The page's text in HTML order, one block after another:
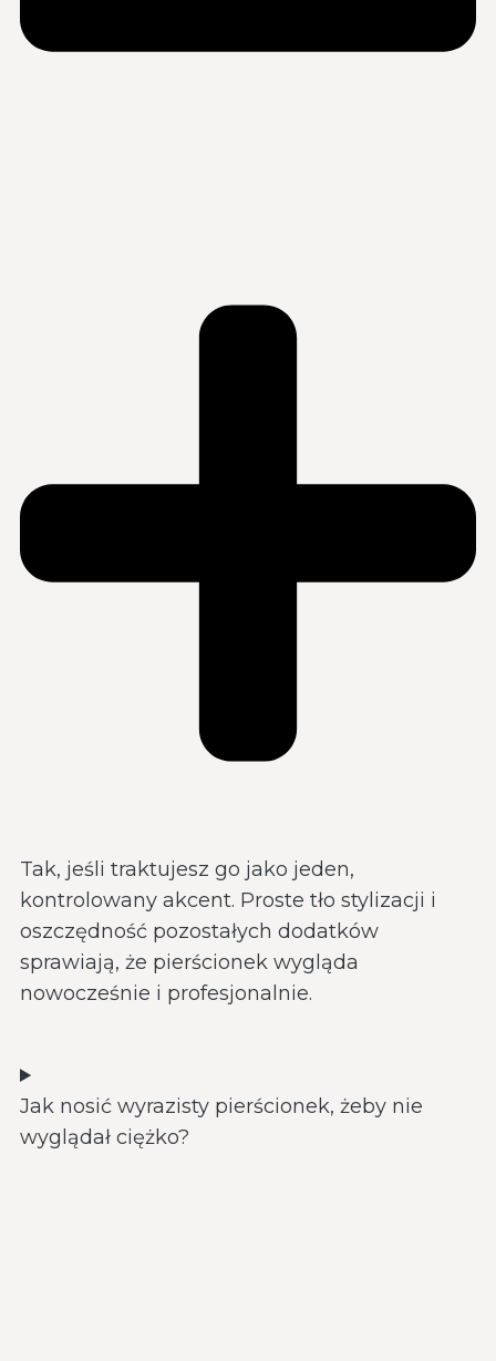
Tak, jeśli traktujesz go jako jeden,
kontrolowany akcent. Proste tło stylizacji i
oszczędność pozostałych dodatków
sprawiają, że pierścionek wygląda
nowocześnie i profesjonalnie.
Jak nosić wyrazisty pierścionek, żeby nie
wyglądał ciężko?